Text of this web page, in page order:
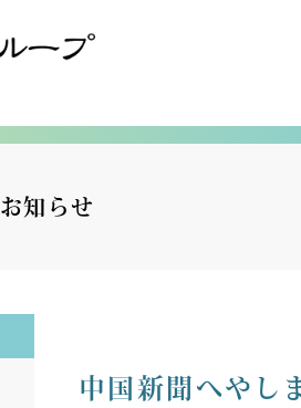
お知らせ
中国新聞へやし